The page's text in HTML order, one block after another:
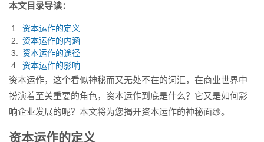
本文目录导读：
资本运作的定义
资本运作的内涵
资本运作的途径
资本运作的影响
资本运作，这个看似神秘而又无处不在的词汇，在商业世界中
扮演着至关重要的角色，资本运作到底是什么？它又是如何影
响企业发展的呢？本文将为您揭开资本运作的神秘面纱。
资本运作的定义